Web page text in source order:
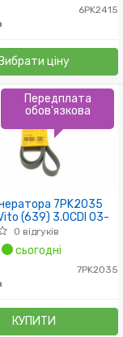
6PK2415
Вибрати ціну
7PK2035
(639) 3.0CDI 03-
0 відгуків
сьогодні
7PK2035
КУПИТИ
Передплата
обов'язкова